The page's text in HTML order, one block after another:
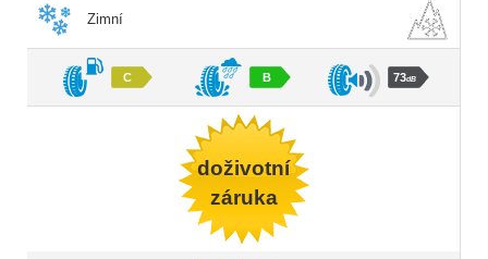
Zimní
C B 73dB
doživotní
záruka